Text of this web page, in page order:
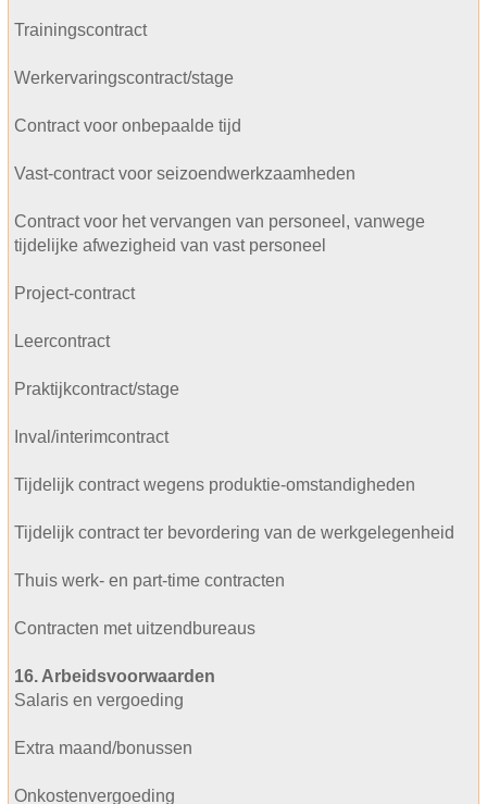
Trainingscontract
Werkervaringscontract/stage
Contract voor onbepaalde tijd
Vast-contract voor seizoendwerkzaamheden
Contract voor het vervangen van personeel, vanwege
tijdelijke afwezigheid van vast personeel
Project-contract
Leercontract
Praktijkcontract/stage
Inval/interimcontract
Tijdelijk contract wegens produktie-omstandigheden
Tijdelijk contract ter bevordering van de werkgelegenheid
Thuis werk- en part-time contracten
Contracten met uitzendbureaus
16. Arbeidsvoorwaarden
Salaris en vergoeding
Extra maand/bonussen
Onkostenvergoeding